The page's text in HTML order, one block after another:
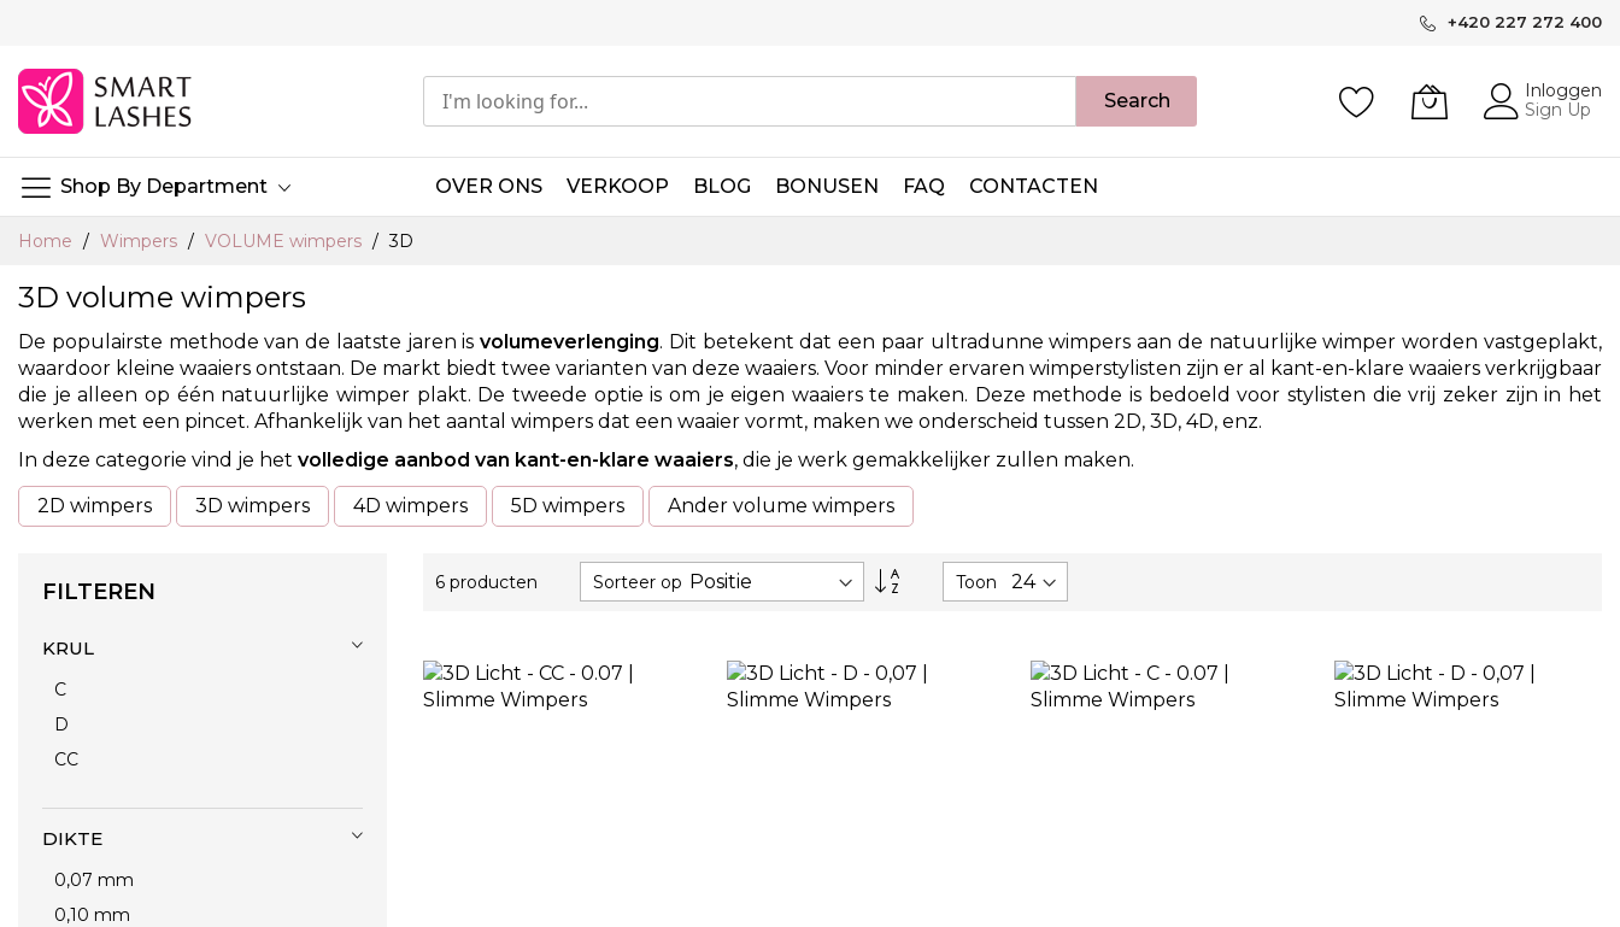
de
inhoud
+420 227 272 400
Shop By Department
Search
Inloggen
Sign Up
OVER ONS VERKOOP BLOG BONUSEN FAQ CONTACTEN
Home Wimpers VOLUME wimpers 3D
3D volume wimpers
De populairste methode van de laatste jaren isvolumeverlenging. Dit betekent dat een paar ultradunne wimpers aan de natuurlijke wimper worden vastgeplakt,
waardoor kleine waaiers ontstaan. De markt biedt twee varianten van deze waaiers. Voor minder ervaren wimperstylisten zijn er al kant-en-klare waaiers verkrijgbaar
die je alleen op één natuurlijke wimper plakt. De tweede optie is om je eigen waaiers te maken. Deze methode is bedoeld voor stylisten die vrij zeker zijn in het
werken met een pincet. Afhankelijk van het aantal wimpers dat een waaier vormt, maken we onderscheid tussen 2D, 3D, 4D, enz.
In deze categorie vind je het volledige aanbod van kant-en-klare waaiers, die je werk gemakkelijker zullen maken.
2D wimpers
3D wimpers 4D wimpers 5D wimpers Ander volume wimpers
6 producten Sorteer op
Van
sorteren
Toon
FILTEREN
KRUL
C
D
CC
DIKTE
0,07 mm
0,10 mm